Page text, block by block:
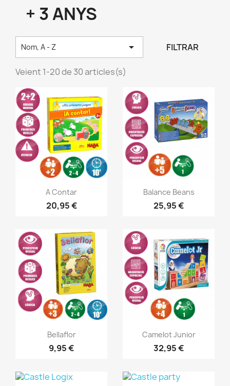
+ 3 ANYS
Nom, A - Z  FILTRAR
Veient 1-20 de 30 articles(s)
Vista ràpida
A Contar
20,95 €
Vista ràpida
Balance Beans
25,95 €
Vista ràpida
Bellaflor
9,95 €
Vista ràpida
Camelot Junior
32,95 €